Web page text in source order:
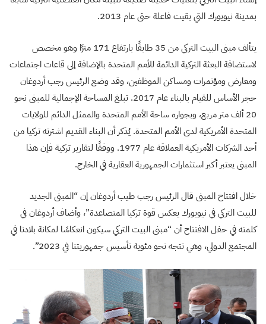
بمدينة نيويورك التي بقيت فاعلة حتى عام 2013.
يتألف مبنى البيت التركي من 35 طابقًا بارتفاع 171 مترًا وهو مخصص
لاستضافة البعثة التركية الدائمة للأمم المتحدة بالإضافة إلى قاعات اجتماعات
ومعارض ومؤتمرات ومساكن الموظفين، وقد وضع الرئيس رجب أردوغان
حجر الأساس للقيام بالبناء عام 2017. تبلغ المساحة الإجمالية للمبنى نحو
20 ألف متر مربع، وبجواره ساحة الأمم المتحدة والممثل الدائم للولايات
المتحدة الأمريكية لدى الأمم المتحدة. يُذكر أن البناء القديم اشترته تركيا من
أحد الشركات الأمريكية العملاقة عام 1977. ووفقًا لتقارير تركية فإن هذا
المبنى يعتبر أكبر استثمارات الجمهورية العقارية في الخارج.
خلال افتتاح المبنى قال الرئيس رجب طيب أردوغان إن “المبنى الجديد
للبيت التركي في نيويورك يعكس قوة تركيا المتصاعدة”، وأضاف أردوغان في
كلمته في حفل الافتتاح أن “مبنى البيت التركي سيكون انعكاسًا لمكانة بلادنا في
المجتمع الدولي، وهي تتجه نحو مئوية تأسيس جمهوريتنا في 2023”.